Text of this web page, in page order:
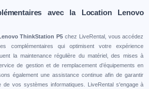
avec la Location Lenovo
ThinkStation P5 chez LiveRental, vous accédez
complémentaires qui optimisent votre expérience
la maintenance régulière du matériel, des mises à
de gestion et de remplacement d’équipements en
également une assistance continue afin de garantir
de vos systèmes informatiques. LiveRental s'engage à